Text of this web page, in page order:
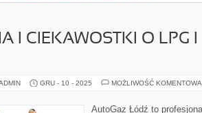
I CIEKAWOSTKI O LPG
GRU - 10 - 2025 MOŻLIWOŚĆ
AutoGaz Łódź to